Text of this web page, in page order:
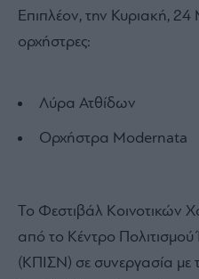
Επιπλέον, την Κυριακή,
ορχήστρες:
Λύρα Ατθίδων
Ορχήστρα Modernata
Το Φεστιβάλ Κοινοτικών
από το Κέντρο
(ΚΠΙΣΝ) σε συνεργασία με